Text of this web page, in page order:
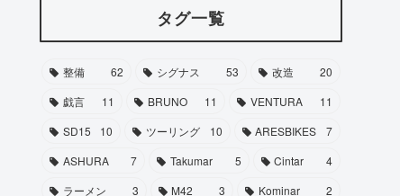
タグ一覧
整備 62 シグナス 53 改造
20
戯言
11 BRUNO 11 VENTURA
11
SD15
10 ツーリング 10 ARESBIKES
7
ASHURA
7 Takumar 5 Cintar
4
ラーメン
3 M42 3 Kominar
2